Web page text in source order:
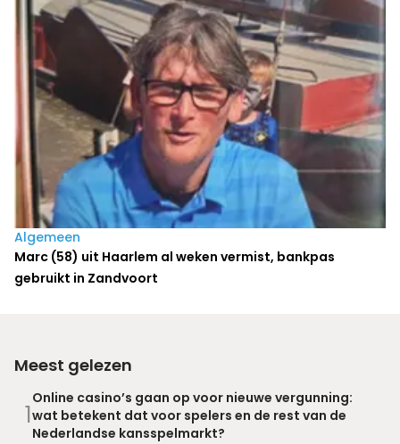
Algemeen
Marc (58) uit Haarlem al weken vermist, bankpas
gebruikt in Zandvoort
Meest gelezen
1
Online casino’s gaan op voor nieuwe vergunning:
wat betekent dat voor spelers en de rest van de
Nederlandse kansspelmarkt?